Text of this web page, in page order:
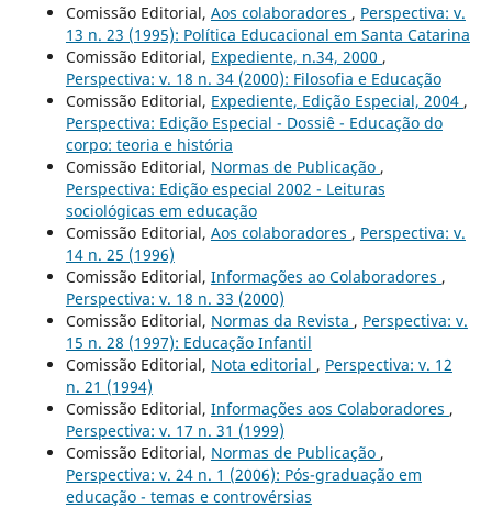
Comissão Editorial, Aos colaboradores , Perspectiva: v.
13 n. 23 (1995): Política Educacional em Santa Catarina
Comissão Editorial, Expediente, n.34, 2000 ,
Perspectiva: v. 18 n. 34 (2000): Filosofia e Educação
Comissão Editorial, Expediente, Edição Especial, 2004 ,
Perspectiva: Edição Especial - Dossiê - Educação do
corpo: teoria e história
Comissão Editorial, Normas de Publicação ,
Perspectiva: Edição especial 2002 - Leituras
sociológicas em educação
Comissão Editorial, Aos colaboradores , Perspectiva: v.
14 n. 25 (1996)
Comissão Editorial, Informações ao Colaboradores ,
Perspectiva: v. 18 n. 33 (2000)
Comissão Editorial, Normas da Revista , Perspectiva: v.
15 n. 28 (1997): Educação Infantil
Comissão Editorial, Nota editorial , Perspectiva: v. 12
n. 21 (1994)
Comissão Editorial, Informações aos Colaboradores ,
Perspectiva: v. 17 n. 31 (1999)
Comissão Editorial, Normas de Publicação ,
Perspectiva: v. 24 n. 1 (2006): Pós-graduação em
educação - temas e controvérsias